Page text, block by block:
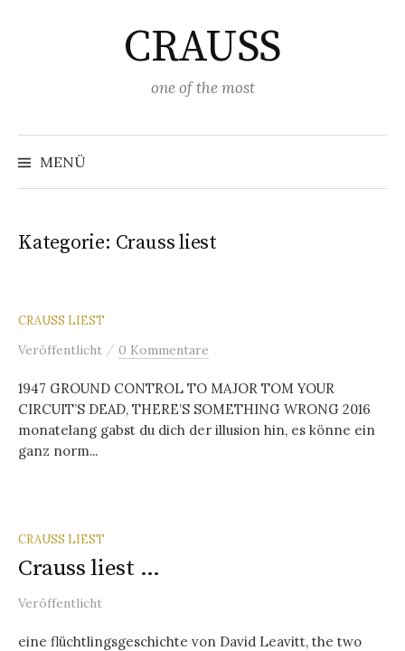
CRAUSS
one of the most
MENÜ
Suchen
Kategorie: Crauss liest
CRAUSS LIEST
Veröffentlicht / 0 Kommentare
1947 GROUND CONTROL TO MAJOR TOM YOUR
CIRCUIT’S DEAD, THERE’S SOMETHING WRONG 2016
monatelang gabst du dich der illusion hin, es könne ein
ganz norm...
CRAUSS LIEST
Crauss liest …
Veröffentlicht
eine flüchtlingsgeschichte von David Leavitt, the two